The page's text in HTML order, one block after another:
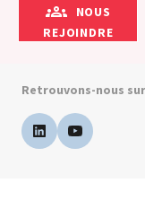
NOUS
REJOINDRE
Retrouvons-nous